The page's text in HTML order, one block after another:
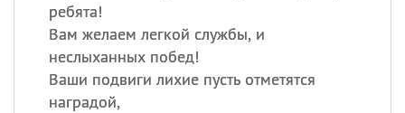
ребята!
Вам желаем легкой службы, и
неслыханных побед!
Ваши подвиги лихие пусть отметятся
наградой,